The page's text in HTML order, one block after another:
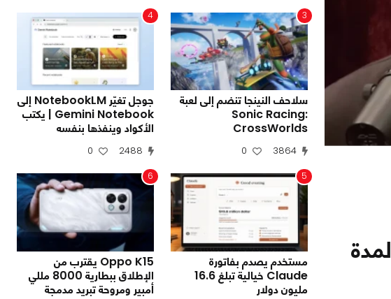
من الذاكرة: عندما اتهم مارك زوكربيرغ Apple بحلب iPhone لمدة
3
سلاحف النينجا تنضم إلى لعبة
Sonic Racing:
CrossWorlds
3864
0
4
جوجل تغيّر NotebookLM إلى
Gemini Notebook | يكتب
الأكواد وينفذها بنفسه
2488
0
5
مستخدم يصدم بفاتورة
Claude خيالية تبلغ 16.6
مليون دولار
6
Oppo K15 يقترب من
الإطلاق ببطارية 8000 مللي
أمبير ومروحة تبريد مدمجة